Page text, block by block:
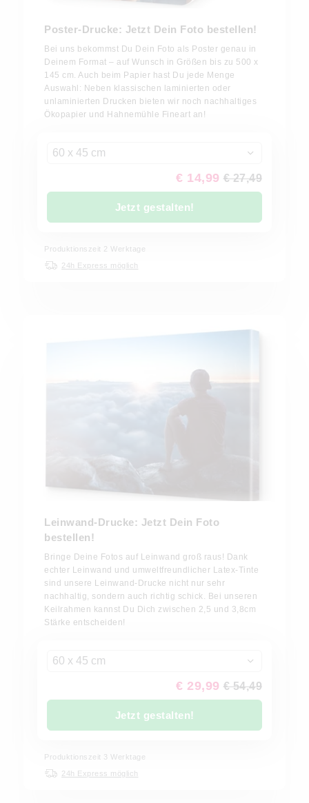
Poster-Drucke: Jetzt Dein Foto bestellen!
Bei uns bekommst Du Dein Foto als Poster genau in
Deinem Format – auf Wunsch in Größen bis zu 500 x
145 cm. Auch beim Papier hast Du jede Menge
Auswahl: Neben klassischen laminierten oder
unlaminierten Drucken bieten wir noch nachhaltiges
Ökopapier und Hahnemühle Fineart an!
60 x 45 cm
€ 14,99 € 27,49
Jetzt gestalten!
Produktionszeit 2 Werktage
24h Express möglich
Leinwand-Drucke: Jetzt Dein Foto
bestellen!
Bringe Deine Fotos auf Leinwand groß raus! Dank
echter Leinwand und umweltfreundlicher Latex-Tinte
sind unsere Leinwand-Drucke nicht nur sehr
nachhaltig, sondern auch richtig schick. Bei unseren
Keilrahmen kannst Du Dich zwischen 2,5 und 3,8cm
Stärke entscheiden!
60 x 45 cm
€ 29,99 € 54,49
Jetzt gestalten!
Produktionszeit 3 Werktage
24h Express möglich